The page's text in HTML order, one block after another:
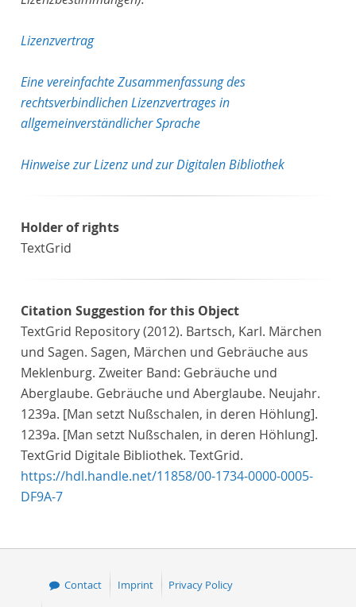
Lizenzvertrag
Eine vereinfachte Zusammenfassung des
rechtsverbindlichen Lizenzvertrages in
allgemeinverständlicher Sprache
Hinweise zur Lizenz und zur Digitalen Bibliothek
Holder of rights
TextGrid
Citation Suggestion for this Object
TextGrid Repository (2012). Bartsch, Karl. Märchen
und Sagen. Sagen, Märchen und Gebräuche aus
Meklenburg. Zweiter Band: Gebräuche und
Aberglaube. Gebräuche und Aberglaube. Neujahr.
1239a. [Man setzt Nußschalen, in deren Höhlung].
1239a. [Man setzt Nußschalen, in deren Höhlung].
TextGrid Digitale Bibliothek. TextGrid.
https://hdl.handle.net/11858/00-1734-0000-0005-
DF9A-7
Contact Imprint Privacy Policy